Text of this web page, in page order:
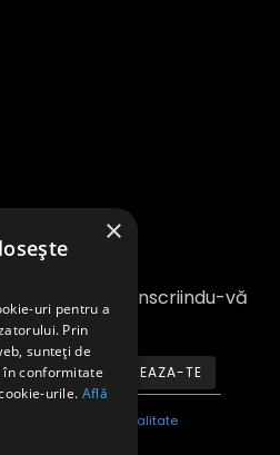
și promoțiile înscriindu-vă
ABONEAZA-TE
Politica de confidentialitate
×
uri pentru a
Prin
sunteți de
conformitate
urile. Află